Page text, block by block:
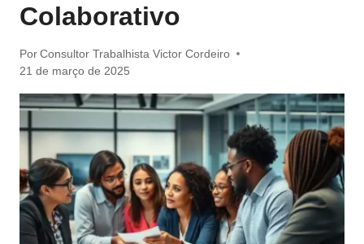
Colaborativo
Por Consultor Trabalhista Victor Cordeiro
21 de março de 2025